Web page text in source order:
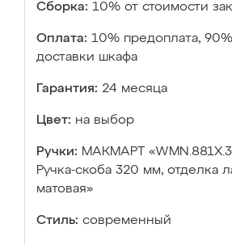
Сборка: 10% от стоимости
Оплата: 10% предоплата,
доставки шкафа
Гарантия: 24 месяца
Цвет: на выбор
Ручки: МАКМАРТ
Ручка-скоба 320 мм, отделка
матовая»
Стиль: современный